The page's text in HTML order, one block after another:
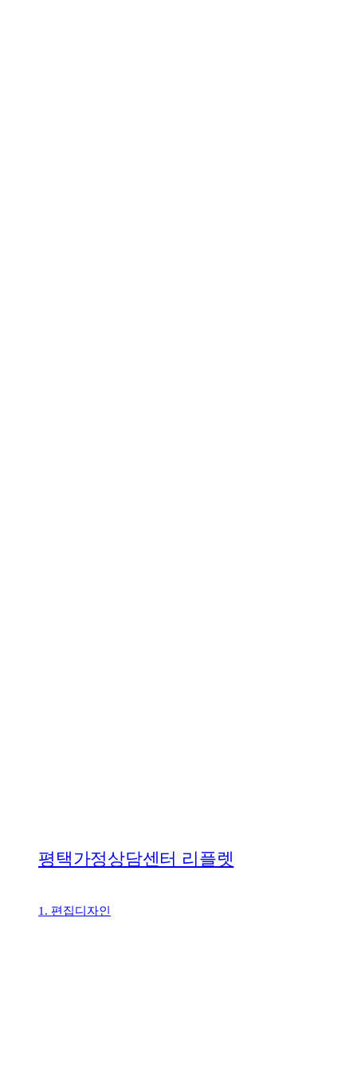
평택가정상담센터 리플렛
1. 편집디자인